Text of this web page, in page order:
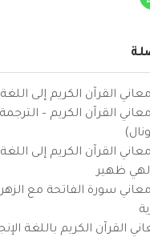
القرآن الكريم إلى اللغة
القرآن الكريم –
القرآن الكريم إلى
ظهير
سورة الفاتحة مع
القرآن الكريم باللغة